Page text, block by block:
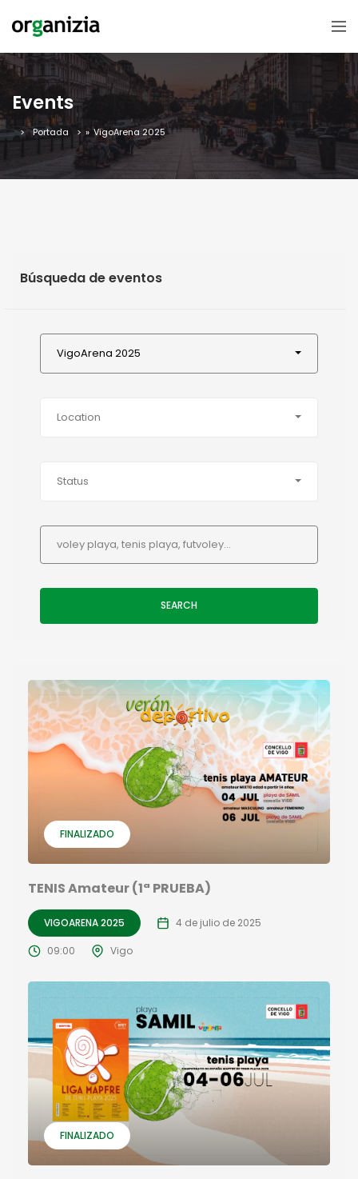
Events
Portada » VigoArena 2025
FINALIZADO
TENIS Amateur (1ª PRUEBA)
VIGOARENA 2025 4 de julio de 2025
09:00 Vigo
FINALIZADO
Búsqueda de eventos
VigoArena 2025
Location
Status
SEARCH